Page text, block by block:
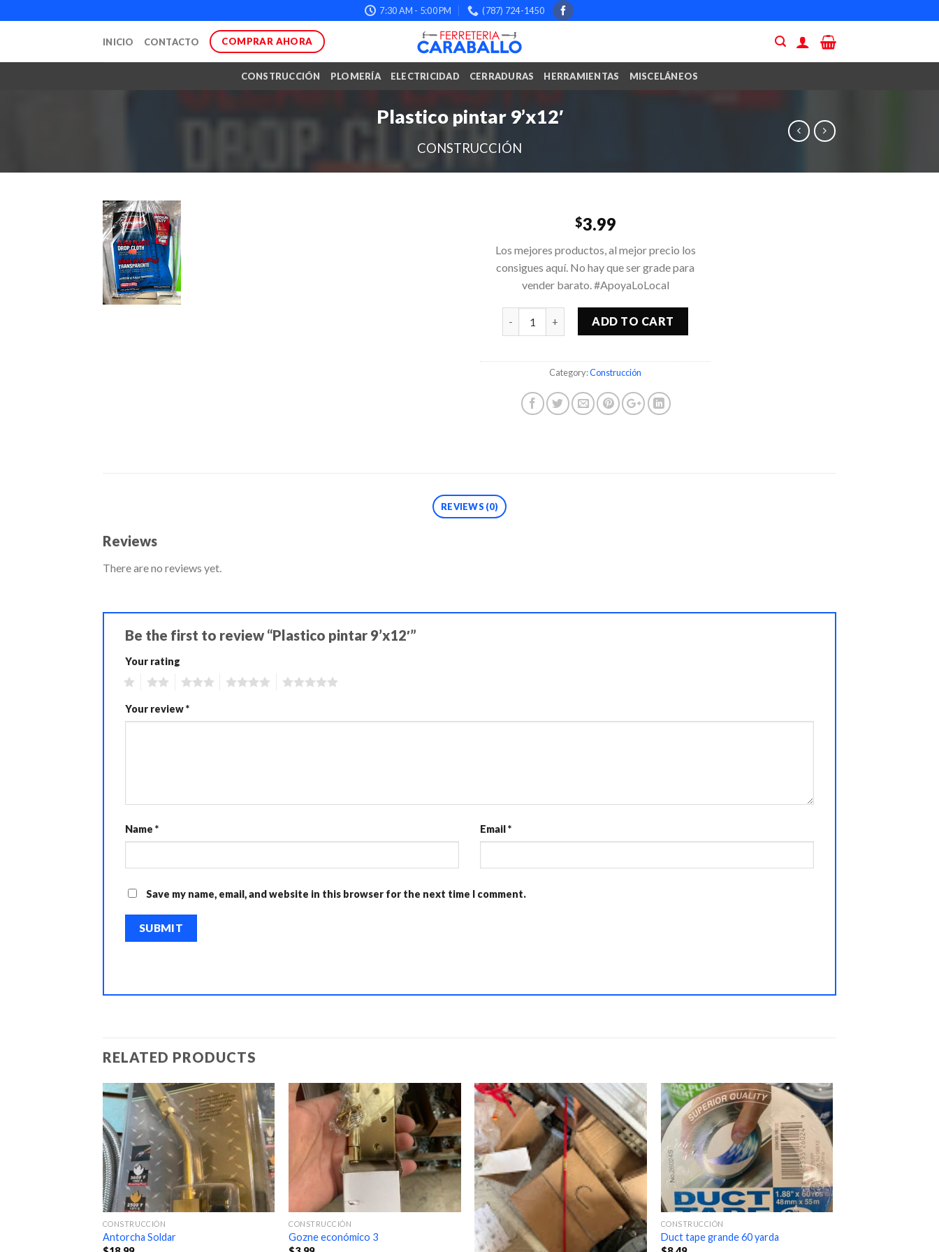
to
7:30 AM - 5:00 PM (787) 724-1450
INICIO CONTACTO COMPRAR AHORA
CONSTRUCCIÓN PLOMERÍA ELECTRICIDAD CERRADURAS HERRAMIENTAS MISCELÁNEOS
Plastico pintar 9’x12′
CONSTRUCCIÓN
$3.99
Los mejores productos, al mejor precio los
consigues aquí. No hay que ser grade para
vender barato. #ApoyaLoLocal
ADD TO CART
Category:Construcción
REVIEWS (0)
Reviews
There are no reviews yet.
Be the first to review “Plastico pintar 9’x12′”
Your rating
Your review*
Name * Email*
Save my name, email, and website in this browser for the next time I comment.
RELATED PRODUCTS
CONSTRUCCIÓN
Antorcha Soldar
CONSTRUCCIÓN
Gozne económico 3
CONSTRUCCIÓN
Duct tape grande 60 yarda